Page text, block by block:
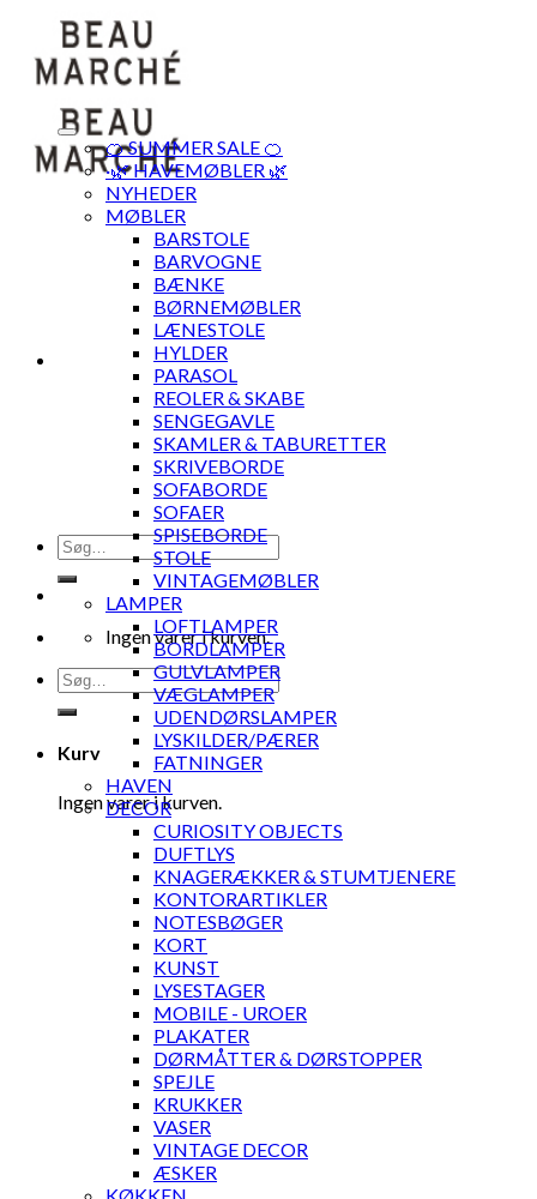
content
Søg
efter:
Ingen varer i kurven.
Søg
efter:
Kurv
Ingen varer i kurven.
🍊 SUMMER SALE 🍊
·🌿 HAVEMØBLER 🌿
NYHEDER
MØBLER
BARSTOLE
BARVOGNE
BÆNKE
BØRNEMØBLER
LÆNESTOLE
HYLDER
PARASOL
REOLER & SKABE
SENGEGAVLE
SKAMLER & TABURETTER
SKRIVEBORDE
SOFABORDE
SOFAER
SPISEBORDE
STOLE
VINTAGEMØBLER
LAMPER
LOFTLAMPER
BORDLAMPER
GULVLAMPER
VÆGLAMPER
UDENDØRSLAMPER
LYSKILDER/PÆRER
FATNINGER
HAVEN
DECOR
CURIOSITY OBJECTS
DUFTLYS
KNAGERÆKKER & STUMTJENERE
KONTORARTIKLER
NOTESBØGER
KORT
KUNST
LYSESTAGER
MOBILE - UROER
PLAKATER
DØRMÅTTER & DØRSTOPPER
SPEJLE
KRUKKER
VASER
VINTAGE DECOR
ÆSKER